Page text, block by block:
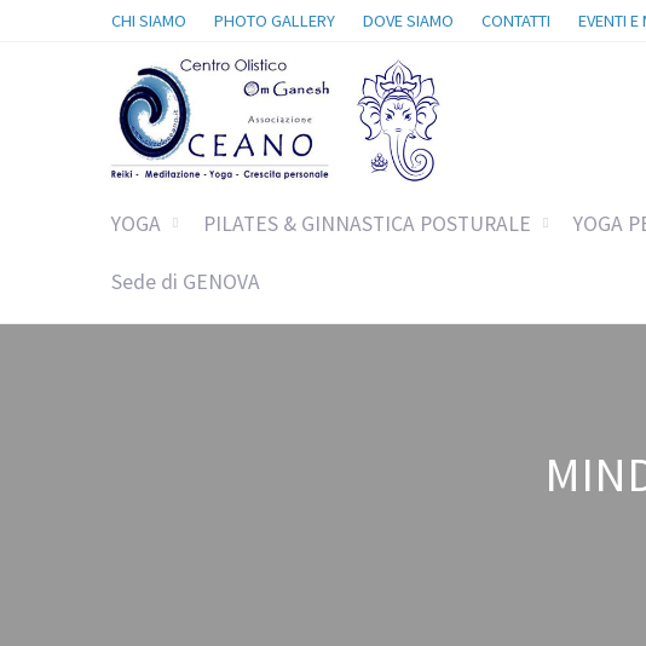
CHI SIAMO PHOTO GALLERY DOVE SIAMO CONTATTI EVENTI E
YOGA PILATES & GINNASTICA POSTURALE YOGA
Sede di GENOVA